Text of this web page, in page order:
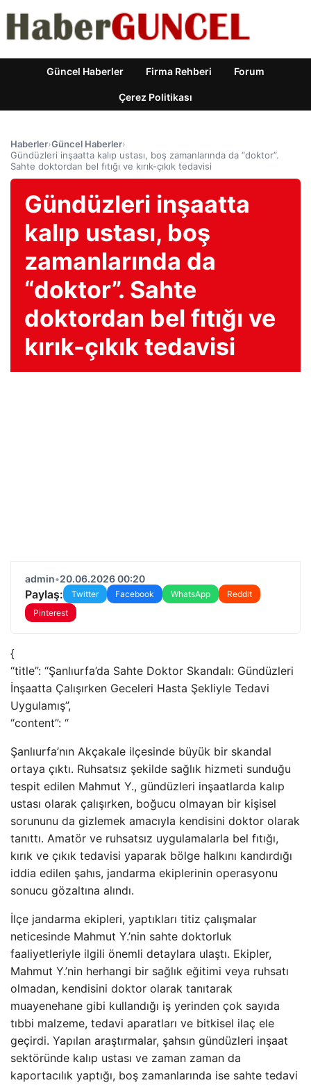
Güncel Haberler Firma Rehberi Forum
Çerez Politikası
Haberler›Güncel Haberler›
Gündüzleri inşaatta kalıp ustası, boş zamanlarında da “doktor”.
Sahte doktordan bel fıtığı ve kırık-çıkık tedavisi
Gündüzleri inşaatta
kalıp ustası, boş
zamanlarında da
“doktor”. Sahte
doktordan bel fıtığı ve
kırık-çıkık tedavisi
admin•20.06.2026 00:20
Paylaş: Twitter Facebook WhatsApp
Reddit
Pinterest
{
“title”: “Şanlıurfa’da Sahte Doktor Skandalı: Gündüzleri
İnşaatta Çalışırken Geceleri Hasta Şekliyle Tedavi
Uygulamış”,
“content”: “
Şanlıurfa’nın Akçakale ilçesinde büyük bir skandal
ortaya çıktı. Ruhsatsız şekilde sağlık hizmeti sunduğu
tespit edilen Mahmut Y., gündüzleri inşaatlarda kalıp
ustası olarak çalışırken, boğucu olmayan bir kişisel
sorununu da gizlemek amacıyla kendisini doktor olarak
tanıttı. Amatör ve ruhsatsız uygulamalarla bel fıtığı,
kırık ve çıkık tedavisi yaparak bölge halkını kandırdığı
iddia edilen şahıs, jandarma ekiplerinin operasyonu
sonucu gözaltına alındı.
İlçe jandarma ekipleri, yaptıkları titiz çalışmalar
neticesinde Mahmut Y.’nin sahte doktorluk
faaliyetleriyle ilgili önemli detaylara ulaştı. Ekipler,
Mahmut Y.’nin herhangi bir sağlık eğitimi veya ruhsatı
olmadan, kendisini doktor olarak tanıtarak
muayenehane gibi kullandığı iş yerinden çok sayıda
tıbbi malzeme, tedavi aparatları ve bitkisel ilaç ele
geçirdi. Yapılan araştırmalar, şahsın gündüzleri inşaat
sektöründe kalıp ustası ve zaman zaman da
kaportacılık yaptığı, boş zamanlarında ise sahte tedavi